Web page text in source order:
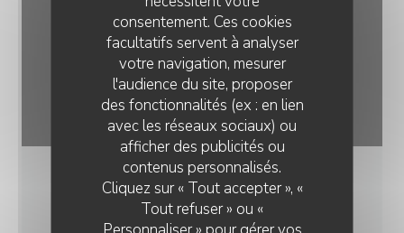
consentement. Ces cookies
facultatifs servent à analyser
votre navigation, mesurer
l'audience du site, proposer
des fonctionnalités (ex : en lien
avec les réseaux sociaux) ou
afficher des publicités ou
contenus personnalisés.
Cliquez sur « Tout accepter », «
Tout refuser » ou «